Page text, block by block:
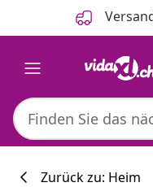
Zurück zu: Heim